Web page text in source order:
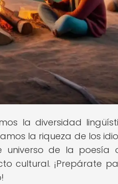
la diversidad
la riqueza de los
universo de la poesía
cultural. ¡Prepárate